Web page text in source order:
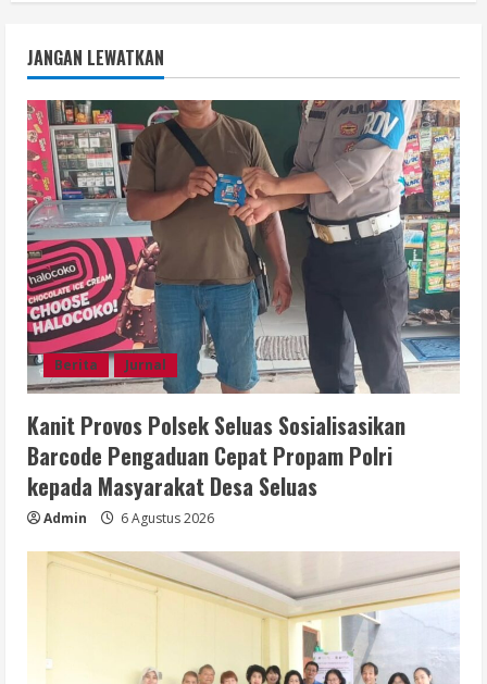
JANGAN LEWATKAN
Berita Jurnal
Kanit Provos Polsek Seluas Sosialisasikan
Barcode Pengaduan Cepat Propam Polri
kepada Masyarakat Desa Seluas
Admin 6 Agustus 2026